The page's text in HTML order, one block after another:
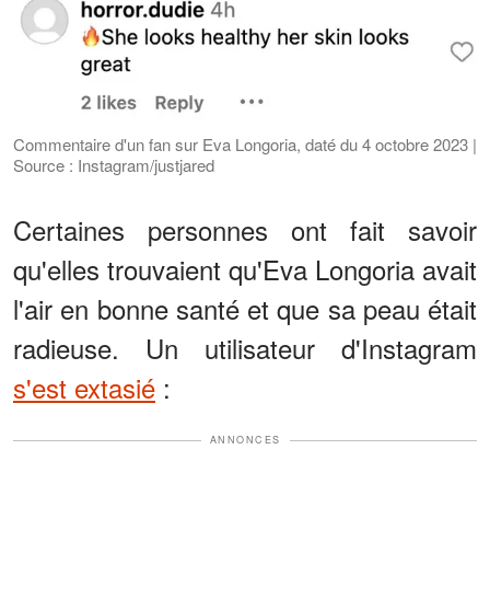
Commentaire d'un fan sur Eva Longoria, daté du 4 octobre 2023 |
Source : Instagram/justjared
Certaines personnes ont fait savoir
qu'elles trouvaient qu'Eva Longoria avait
l'air en bonne santé et que sa peau était
radieuse. Un utilisateur d'Instagram
s'est extasié :
ANNONCES